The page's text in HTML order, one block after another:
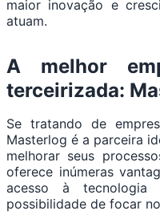
maior inovação e
atuam.
A melhor
terceirizada:
Se tratando de
Masterlog é a parceira
melhorar seus
oferece inúmeras
acesso à tecnologia
possibilidade de focar